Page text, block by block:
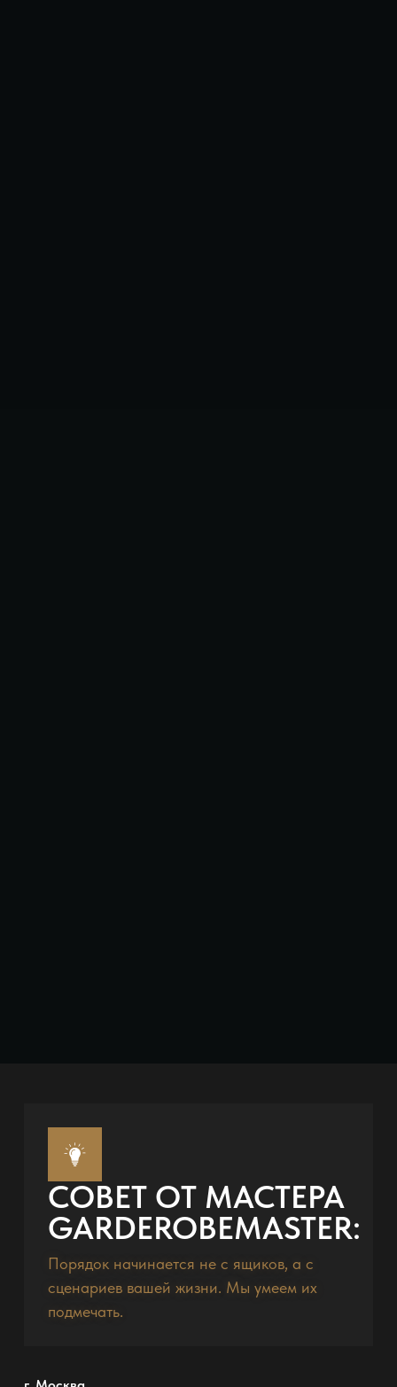
СОВЕТ ОТ МАСТЕРА
GARDEROBEMASTER:
Порядок начинается не с ящиков, а с
сценариев вашей жизни. Мы умеем их
подмечать.